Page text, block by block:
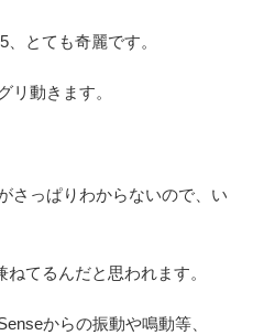
とても奇麗です。
リ動きます。
さっぱりわからないので、い
てるんだと思われます。
からの振動や鳴動等、